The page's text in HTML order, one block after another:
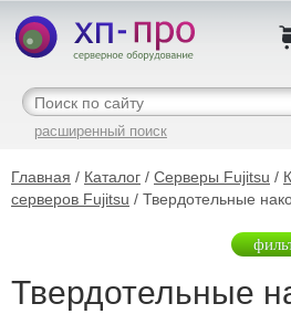
расширенный поиск
Главная / Каталог / Серверы Fujitsu /
серверов Fujitsu / Твердотельные
Твердотельные